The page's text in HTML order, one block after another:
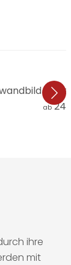
ab
ihre
mit